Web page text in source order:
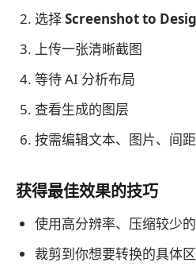
选择Screenshot to
上传一张清晰截图
等待 AI 分析布局
查看生成的图层
按需编辑文本、图片、间
获得最佳效果的技巧
使用高分辨率、压缩较少
裁剪到你想要转换的具体